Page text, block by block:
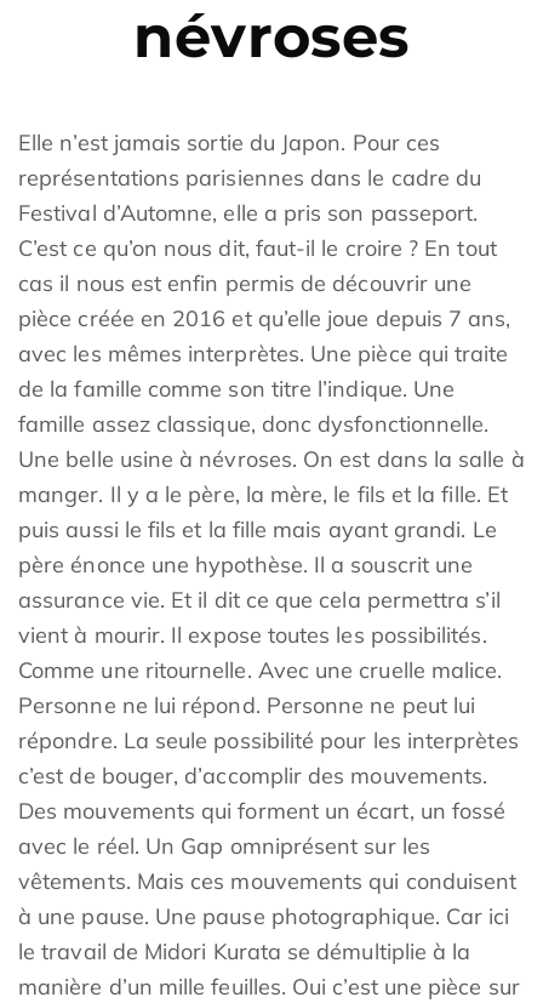
névroses
Elle n’est jamais sortie du Japon. Pour ces
représentations parisiennes dans le cadre du
Festival d’Automne, elle a pris son passeport.
C’est ce qu’on nous dit, faut-il le croire ? En tout
cas il nous est enfin permis de découvrir une
pièce créée en 2016 et qu’elle joue depuis 7 ans,
avec les mêmes interprètes. Une pièce qui traite
de la famille comme son titre l’indique. Une
famille assez classique, donc dysfonctionnelle.
Une belle usine à névroses. On est dans la salle à
manger. Il y a le père, la mère, le fils et la fille. Et
puis aussi le fils et la fille mais ayant grandi. Le
père énonce une hypothèse. Il a souscrit une
assurance vie. Et il dit ce que cela permettra s’il
vient à mourir. Il expose toutes les possibilités.
Comme une ritournelle. Avec une cruelle malice.
Personne ne lui répond. Personne ne peut lui
répondre. La seule possibilité pour les interprètes
c’est de bouger, d’accomplir des mouvements.
Des mouvements qui forment un écart, un fossé
avec le réel. Un Gap omniprésent sur les
vêtements. Mais ces mouvements qui conduisent
à une pause. Une pause photographique. Car ici
le travail de Midori Kurata se démultiplie à la
manière d’un mille feuilles. Oui c’est une pièce sur